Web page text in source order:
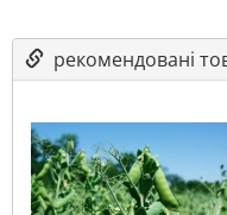
рекомендовані